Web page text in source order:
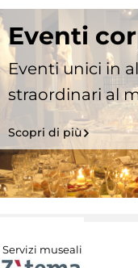
Eventi
Eventi unici in
straordinari al
Scopri di più
Servizi museali